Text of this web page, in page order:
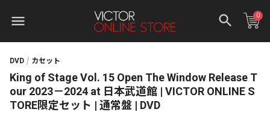
0
DVD カセット
King of Stage Vol. 15 Open The Window Release T
our 2023－2024 at 日本武道館 | VICTOR ONLINE S
TORE限定セット | 通常盤 | DVD